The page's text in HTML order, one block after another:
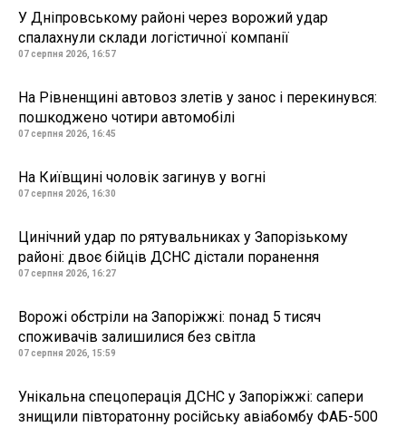
У Дніпровському районі через ворожий удар
спалахнули склади логістичної компанії
07 серпня 2026, 16:57
На Рівненщині автовоз злетів у занос і перекинувся:
пошкоджено чотири автомобілі
07 серпня 2026, 16:45
На Київщині чоловік загинув у вогні
07 серпня 2026, 16:30
Цинічний удар по рятувальниках у Запорізькому
районі: двоє бійців ДСНС дістали поранення
07 серпня 2026, 16:27
Ворожі обстріли на Запоріжжі: понад 5 тисяч
споживачів залишилися без світла
07 серпня 2026, 15:59
Унікальна спецоперація ДСНС у Запоріжжі: сапери
знищили півторатонну російську авіабомбу ФАБ-500